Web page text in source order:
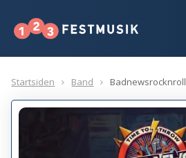
Startsiden Band Badnewsrocknroll